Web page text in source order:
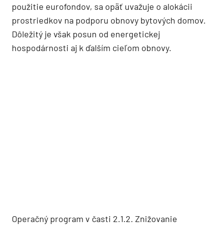
použitie eurofondov, sa opäť uvažuje o alokácii
prostriedkov na podporu obnovy bytových domov.
Dôležitý je však posun od energetickej
hospodárnosti aj k ďalším cieľom obnovy.
Operačný program v časti 2.1.2. Znižovanie